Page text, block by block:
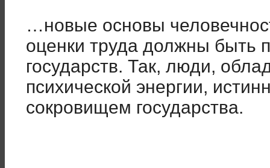
…новые основы
оценки труда должны быть
государств. Так, люди,
психической энергии,
сокровищем государства.